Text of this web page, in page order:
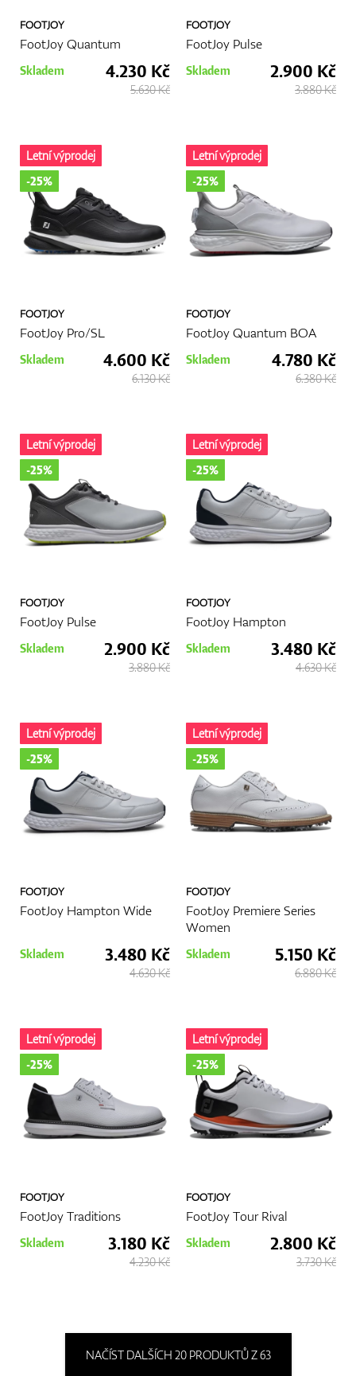
FOOTJOY
FootJoy Quantum
Skladem 4.230 Kč
5.630 Kč
FOOTJOY
FootJoy Pulse
Skladem 2.900 Kč
3.880 Kč
FOOTJOY
FootJoy Pro/SL
Letní výprodej
-25%
Skladem 4.600 Kč
6.130 Kč
FOOTJOY
FootJoy Quantum BOA
Letní výprodej
-25%
Skladem 4.780 Kč
6.380 Kč
FOOTJOY
FootJoy Pulse
Letní výprodej
-25%
Skladem 2.900 Kč
3.880 Kč
FOOTJOY
FootJoy Hampton
Letní výprodej
-25%
Skladem 3.480 Kč
4.630 Kč
FOOTJOY
FootJoy Hampton Wide
Letní výprodej
-25%
Skladem 3.480 Kč
4.630 Kč
FOOTJOY
FootJoy Premiere Series
Women
Letní výprodej
-25%
Skladem 5.150 Kč
6.880 Kč
FOOTJOY
FootJoy Traditions
Letní výprodej
-25%
Skladem 3.180 Kč
4.230 Kč
FOOTJOY
FootJoy Tour Rival
Letní výprodej
-25%
Skladem 2.800 Kč
3.730 Kč
NAČÍST DALŠÍCH 20 PRODUKTŮ Z 63